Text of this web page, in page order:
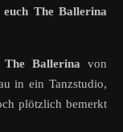
euch The Ballerina
The Ballerinavon
in ein Tanzstudio,
plötzlich bemerkt